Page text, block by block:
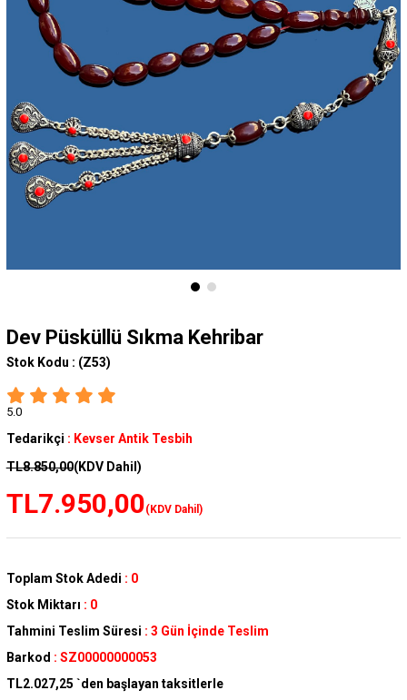
Dev Püsküllü Sıkma Kehribar
Stok Kodu : (Z53)
5.0
Tedarikçi : Kevser Antik Tesbih
TL8.850,00(KDV Dahil)
TL7.950,00(KDV Dahil)
Toplam Stok Adedi : 0
Stok Miktarı : 0
Tahmini Teslim Süresi : 3 Gün İçinde Teslim
Barkod : SZ00000000053
TL2.027,25 `den başlayan taksitlerle